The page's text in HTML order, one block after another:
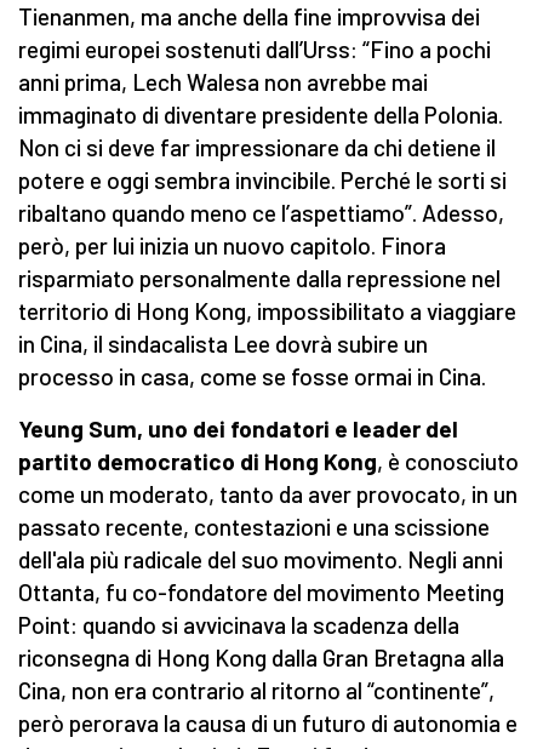
Tienanmen, ma anche della fine improvvisa dei
regimi europei sostenuti dall’Urss: “Fino a pochi
anni prima, Lech Walesa non avrebbe mai
immaginato di diventare presidente della Polonia.
Non ci si deve far impressionare da chi detiene il
potere e oggi sembra invincibile. Perché le sorti si
ribaltano quando meno ce l’aspettiamo”. Adesso,
però, per lui inizia un nuovo capitolo. Finora
risparmiato personalmente dalla repressione nel
territorio di Hong Kong, impossibilitato a viaggiare
in Cina, il sindacalista Lee dovrà subire un
processo in casa, come se fosse ormai in Cina.
Yeung Sum, uno dei fondatori e leader del
partito democratico di Hong Kong, è conosciuto
come un moderato, tanto da aver provocato, in un
passato recente, contestazioni e una scissione
dell'ala più radicale del suo movimento. Negli anni
Ottanta, fu co-fondatore del movimento Meeting
Point: quando si avvicinava la scadenza della
riconsegna di Hong Kong dalla Gran Bretagna alla
Cina, non era contrario al ritorno al “continente”,
però perorava la causa di un futuro di autonomia e